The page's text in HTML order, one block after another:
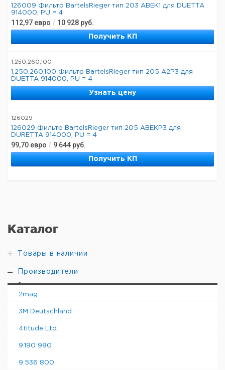
Каталог
Товары в наличии
Производители
2mag
3M Deutschland
4titude Ltd.
9.190 980
9.536 800
126009 Фильтр BartelsRieger тип 203 ABEK1 для DUETTA
914000, PU = 4
112,97 евро / 10 928 руб.
Получить КП
1,250,260,100
1,250,260,100 Фильтр BartelsRieger тип 205 A2P3 для
DUETTA 914000, PU = 4
Узнать цену
126029
126029 Фильтр BartelsRieger тип 205 ABEKP3 для
DURETTA 914000, PU = 4
99,70 евро / 9 644 руб.
Получить КП